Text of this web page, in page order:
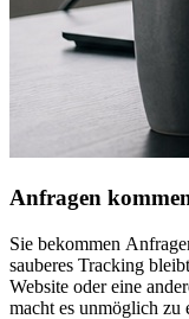
Anfragen
Sie bekommen
sauberes Tracking
Website oder eine
macht es unmöglich zu